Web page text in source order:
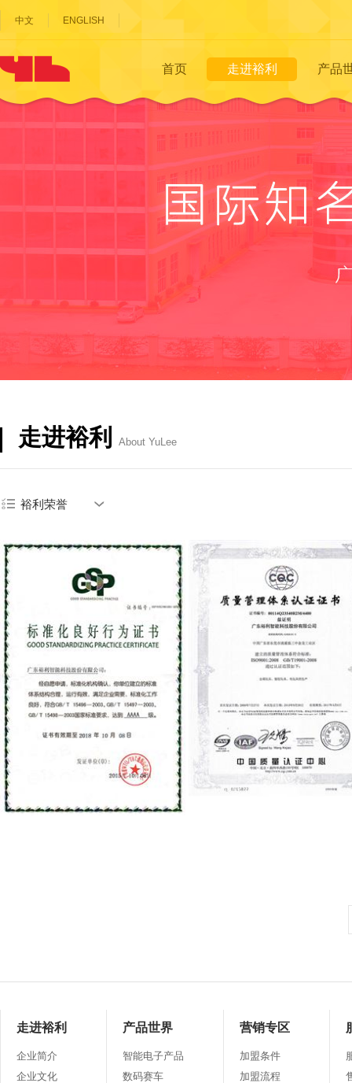
中文 ENGLISH
首页 走进裕利 产品
走进裕利 About YuLee
裕利荣誉
走进裕利
企业简介
企业文化
产品世界
智能电子产品
数码赛车
营销专区
加盟条件
加盟流程